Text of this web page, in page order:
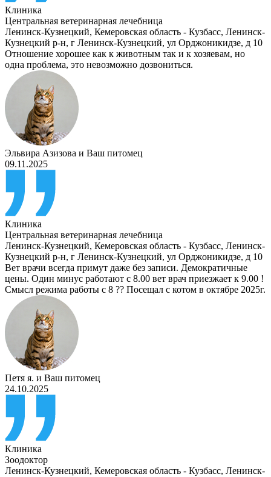
Клиника
Центральная ветеринарная лечебница
Ленинск-Кузнецкий, Кемеровская область - Кузбасс, Ленинск-
Кузнецкий р-н, г Ленинск-Кузнецкий, ул Орджоникидзе, д 10
Отношение хорошее как к животным так и к хозяевам, но
одна проблема, это невозможно дозвониться.
Эльвира Азизова и Ваш питомец
09.11.2025
Клиника
Центральная ветеринарная лечебница
Ленинск-Кузнецкий, Кемеровская область - Кузбасс, Ленинск-
Кузнецкий р-н, г Ленинск-Кузнецкий, ул Орджоникидзе, д 10
Вет врачи всегда примут даже без записи. Демократичные
цены. Один минус работают с 8.00 вет врач приезжает к 9.00 !
Смысл режима работы с 8 ?? Посещал с котом в октябре 2025г.
Петя я. и Ваш питомец
24.10.2025
Клиника
Зоодоктор
Ленинск-Кузнецкий, Кемеровская область - Кузбасс, Ленинск-